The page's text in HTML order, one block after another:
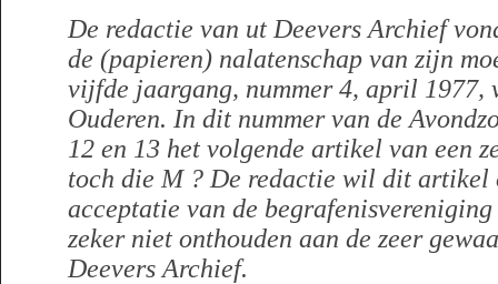
De redactie van ut Deevers Archief
de (papieren) nalatenschap van zijn
vijfde jaargang, nummer 4, april 1977,
Ouderen. In dit nummer van de
12 en 13 het volgende artikel van een
toch die M ? De redactie wil dit artikel
acceptatie van de
zeker niet onthouden aan de zeer
Deevers Archief.